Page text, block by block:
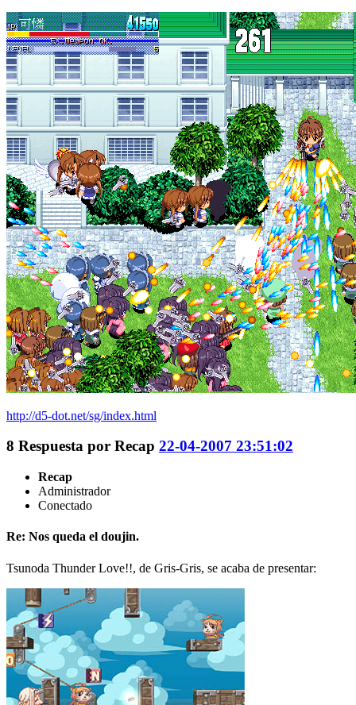
http://d5-dot.net/sg/index.html
8 Respuesta por Recap 22-04-2007 23:51:02
Recap
Administrador
Conectado
Re: Nos queda el doujin.
Tsunoda Thunder Love!!, de Gris-Gris, se acaba de presentar: